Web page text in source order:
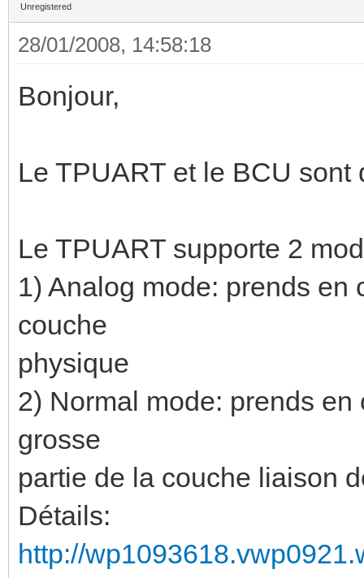
Unregistered
28/01/2008, 14:58:18
Bonjour,
Le TPUART et le BCU
Le TPUART supporte 2
1) Analog mode: prends en
couche
physique
2) Normal mode: prends
grosse
partie de la couche liaison
Détails:
http://